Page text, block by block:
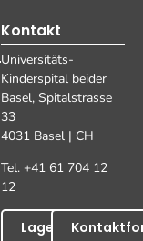
Kontakt
Universitäts-
Kinderspital beider
Basel, Spitalstrasse
33
4031 Basel | CH
Tel. +41 61 704 12
12
Lageplan